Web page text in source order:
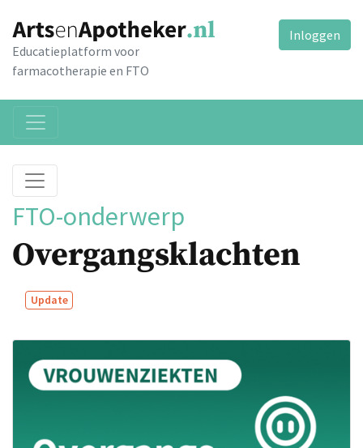
Educatieplatform voor
farmacotherapie en FTO
Inloggen
FTO-onderwerp
Overgangsklachten
Update